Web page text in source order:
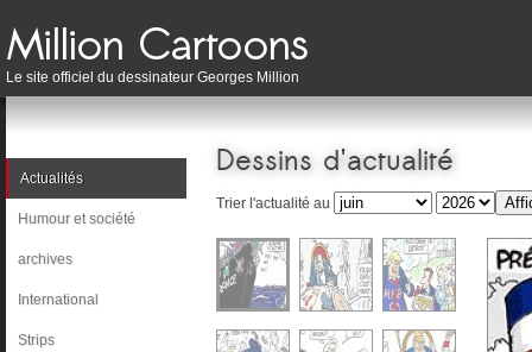
Le site officiel du dessinateur Georges Million
Actualités
Humour et société
archives
International
Strips
Dessins d'actualité
Trier l'actualité au